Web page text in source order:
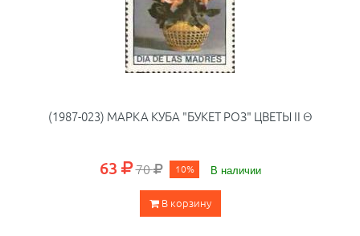
(1987-023) МАРКА КУБА "БУКЕТ РОЗ" ЦВЕТЫ II Θ
63 70 10% В наличии
В корзину